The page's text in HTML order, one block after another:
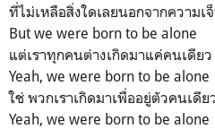
ที่ไม่เหลือสิ่งใดเลยนอกจากความ
But we were born to be alone
แต่เราทุกคนต่างเกิดมาแค่คนเดียว
Yeah, we were born to be alone
ใช่ พวกเราเกิดมาเพื่ออยู่ตัวคนเดีย
Yeah, we were born to be alone